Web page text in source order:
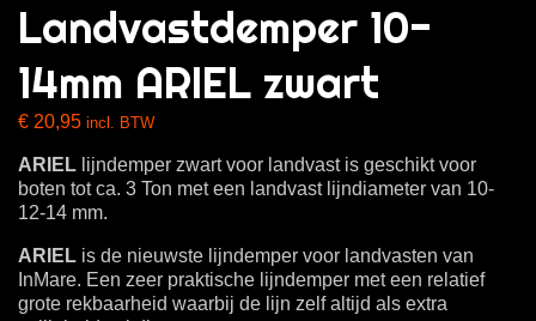
Landvastdemper 10-
14mm ARIEL zwart
€ 20,95 incl. BTW
ARIEL lijndemper zwart voor landvast is geschikt voor
boten tot ca. 3 Ton met een landvast lijndiameter van 10-
12-14 mm.
ARIEL is de nieuwste lijndemper voor landvasten van
InMare. Een zeer praktische lijndemper met een relatief
grote rekbaarheid waarbij de lijn zelf altijd als extra